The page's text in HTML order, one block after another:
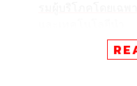
น้ำท่วมฉุดยอดขาย
0,000 บาท แต่อาจ